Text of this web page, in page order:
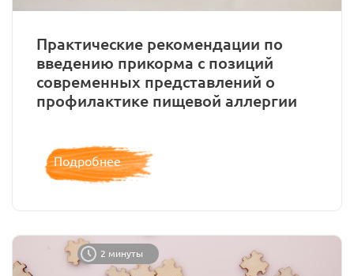
Практические рекомендации по
введению прикорма с позиций
современных представлений о
профилактике пищевой аллергии
Подробнее
2 минуты